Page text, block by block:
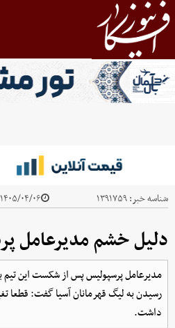
شناسه خبر:۱۳۹۱۷۵۹ ۱۴۰۵/۰۴/۰۶ - ۰۴:۰۰
دلیل خشم مدیرعامل
مدیرعامل پرسپولیس پس از شکست این تیم
رسیدن به لیگ قهرمانان آسیا گفت: قطعا
داشت.